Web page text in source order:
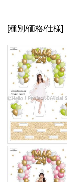
[種別/価格/仕様]